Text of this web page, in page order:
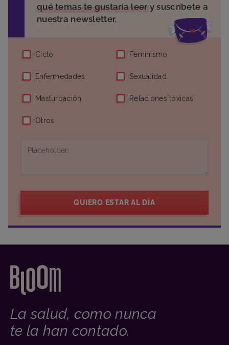
qué temas te gustaría leer y suscríbete a
nuestra newsletter.
Ciclo Feminismo
Enfermedades Sexualidad
Masturbación Relaciones tóxicas
Otros
QUIERO ESTAR AL DÍA
La salud, como nunca
te la han contado.